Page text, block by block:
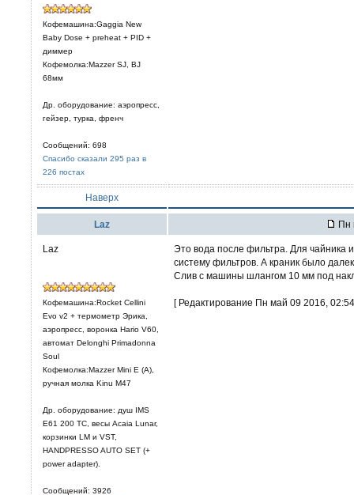
Кофемашина:Gaggia New
Baby Dose + preheat + PID +
диммер
Кофемолка:Mazzer SJ, BJ
68мм
Др. оборудование: аэропресс,
гейзер, турка, френч
Сообщений: 698
Спасибо сказали 295 раз в
226 постах
Наверх
Laz Пн
Laz
Кофемашина:Rocket Cellini
Evo v2 + термометр Эрика,
аэропресс, воронка Hario V60,
автомат Delonghi Primadonna
Soul
Кофемолка:Mazzer Mini E (A),
ручная молка Kinu M47
Др. оборудование: душ IMS
E61 200 TC, весы Acaia Lunar,
корзинки LM и VST,
HANDPRESSO AUTO SET (+
power adapter).
Сообщений: 3926
Это вода после фильтра. Для чайника
систему фильтров. А краник было
Слив с машины шлангом 10 мм под
[ Редактирование Пн май 09 2016,